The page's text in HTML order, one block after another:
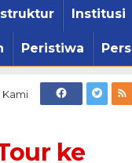
Institusi
Peristiwa Pers
Kami
ke